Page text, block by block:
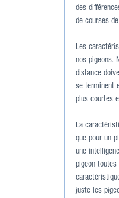
des
de courses
Les
nos pigeons.
distance
se terminent
plus courtes
La
que pour un
une
pigeon
juste les